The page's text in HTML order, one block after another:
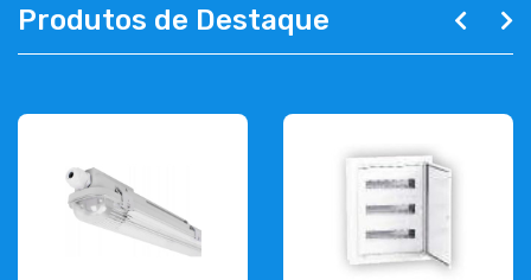
Produtos de Destaque